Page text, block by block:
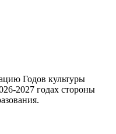
Годов культуры
2027 годах стороны